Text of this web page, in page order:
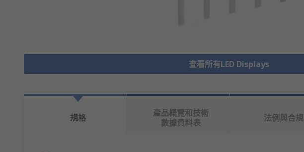
查看所有LED Displays
規格
產品概覽和技術
數據資料表
法例與合規